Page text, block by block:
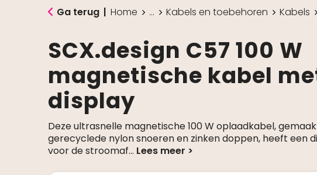
Ga terug | Home ... Kabels en toebehoren Kabels
SCX.design C57 100 W
magnetische kabel
display
Deze ultrasnelle magnetische 100 W oplaadkabel,
gerecyclede nylon snoeren en zinken doppen, heeft een
voor de stroomaf...